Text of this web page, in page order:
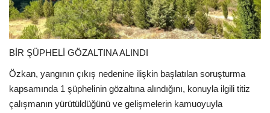
BİR ŞÜPHELİ GÖZALTINA ALINDI
Özkan, yangının çıkış nedenine ilişkin başlatılan soruşturma
kapsamında 1 şüphelinin gözaltına alındığını, konuyla ilgili titiz
çalışmanın yürütüldüğünü ve gelişmelerin kamuoyuyla